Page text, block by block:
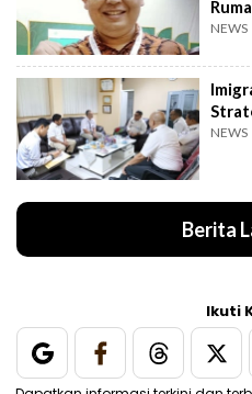
NEWS
NEWS
Berita
Ikuti